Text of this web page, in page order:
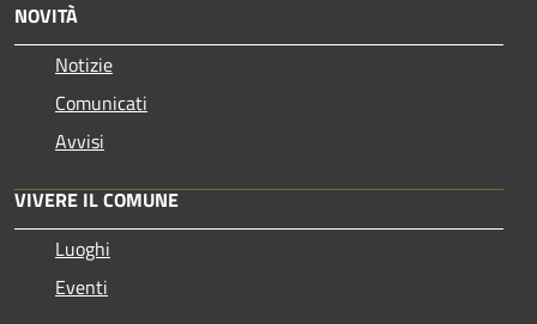
NOVITÀ
Notizie
Comunicati
Avvisi
VIVERE IL COMUNE
Luoghi
Eventi